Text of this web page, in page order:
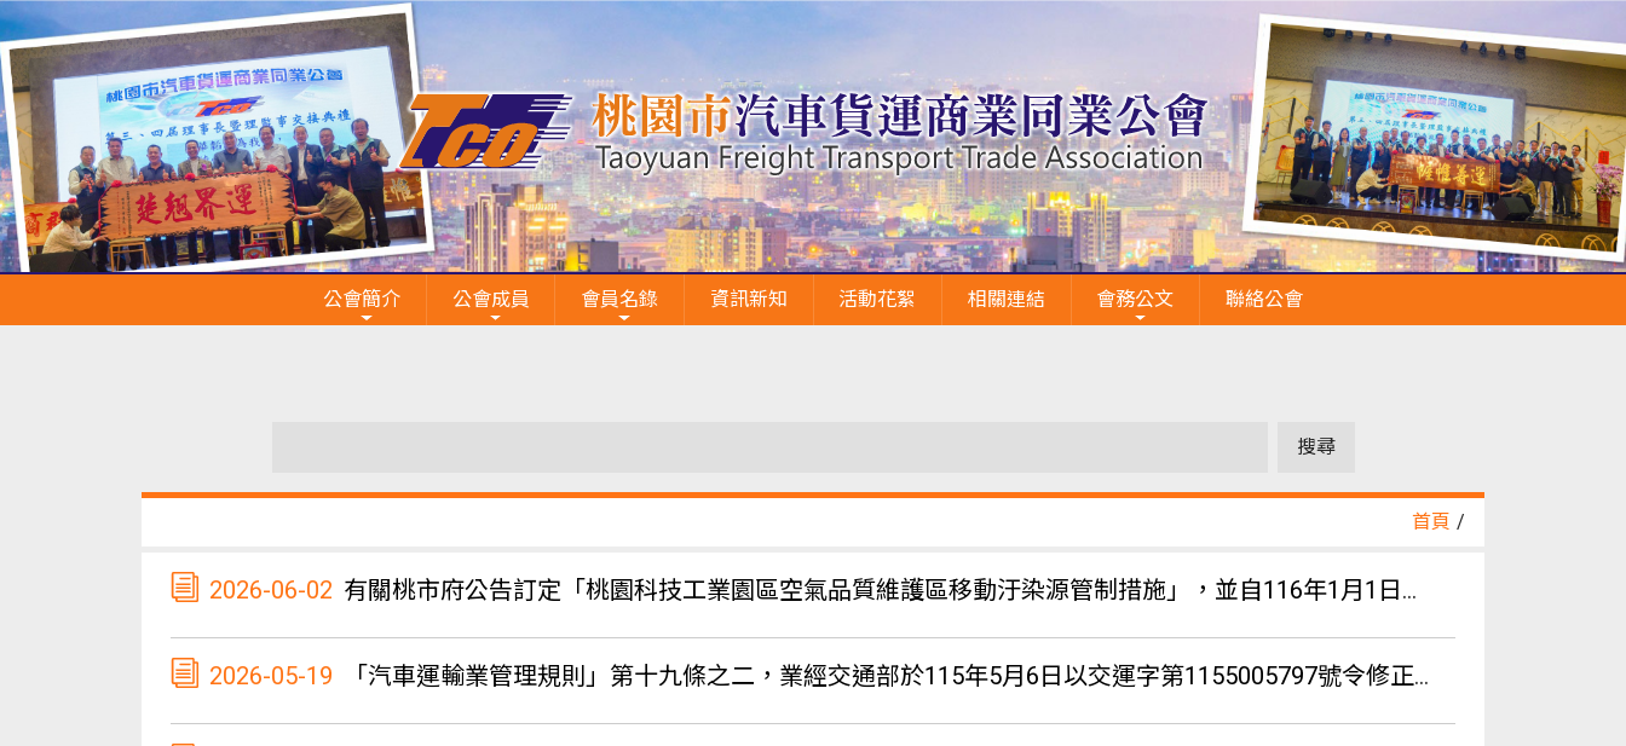
公會簡介 公會成員 會員名錄 資訊新知 活動花絮 相關連結 會務公文 聯絡公會
首頁 /
2026-06-02 有關桃市府公告訂定「桃園科技工業園區空氣品質維護區移動汙染源管制措施」，並自116年1月1日生效一案。
2026-05-19 「汽車運輸業管理規則」第十九條之二，業經交通部於115年5月6日以交運字第1155005797號令修正發布，請協助向所屬會員宣導落實駕駛人工時管理。